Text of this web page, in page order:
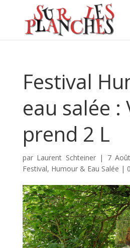
Festival
eau salée :
prend 2 L
par Laurent Schteiner| 7
Festival, Humour & Eau Salée |